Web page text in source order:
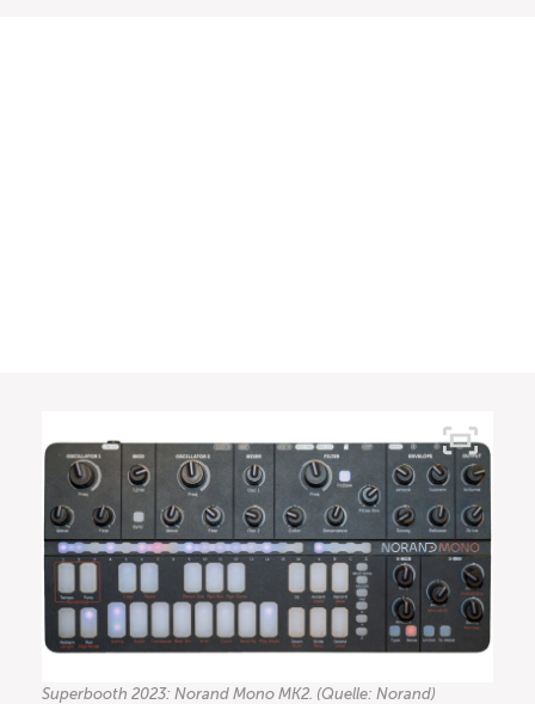
Superbooth 2023: Norand Mono MK2. (Quelle: Norand)